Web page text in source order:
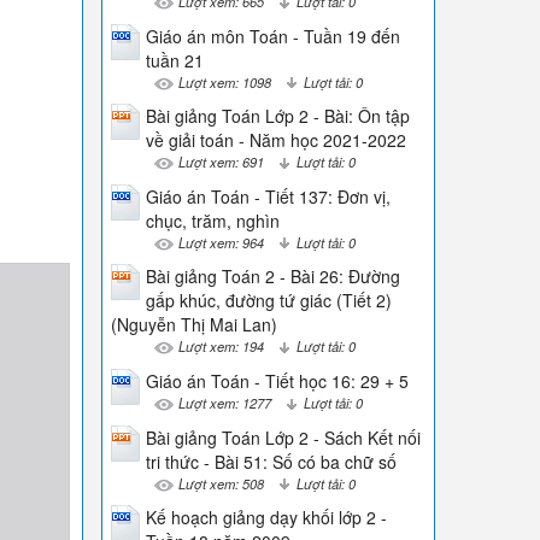
Giáo án môn Toán - Tuần 19 đến
tuần 21
Lượt xem: 1098 Lượt tải: 0
Bài giảng Toán Lớp 2 - Bài: Ôn tập
về giải toán - Năm học 2021-2022
Lượt xem: 691 Lượt tải: 0
Giáo án Toán - Tiết 137: Đơn vị,
chục, trăm, nghìn
Lượt xem: 964 Lượt tải: 0
Bài giảng Toán 2 - Bài 26: Đường
gấp khúc, đường tứ giác (Tiết 2)
(Nguyễn Thị Mai Lan)
Lượt xem: 194 Lượt tải: 0
Giáo án Toán - Tiết học 16: 29 + 5
Lượt xem: 1277 Lượt tải: 0
Bài giảng Toán Lớp 2 - Sách Kết nối
tri thức - Bài 51: Số có ba chữ số
Lượt xem: 508 Lượt tải: 0
Kế hoạch giảng dạy khối lớp 2 -